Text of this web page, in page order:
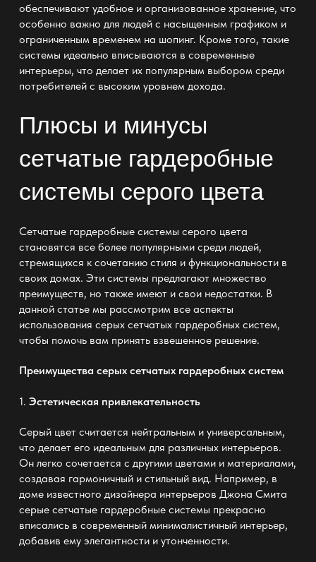
обеспечивают удобное и организованное хранение, что
особенно важно для людей с насыщенным графиком и
ограниченным временем на шопинг. Кроме того, такие
системы идеально вписываются в современные
интерьеры, что делает их популярным выбором среди
потребителей с высоким уровнем дохода.
Плюсы и минусы
сетчатые гардеробные
системы серого цвета
Сетчатые гардеробные системы серого цвета
становятся все более популярными среди людей,
стремящихся к сочетанию стиля и функциональности в
своих домах. Эти системы предлагают множество
преимуществ, но также имеют и свои недостатки. В
данной статье мы рассмотрим все аспекты
использования серых сетчатых гардеробных систем,
чтобы помочь вам принять взвешенное решение.
Преимущества серых сетчатых гардеробных систем
1. Эстетическая привлекательность
Серый цвет считается нейтральным и универсальным,
что делает его идеальным для различных интерьеров.
Он легко сочетается с другими цветами и материалами,
создавая гармоничный и стильный вид. Например, в
доме известного дизайнера интерьеров Джона Смита
серые сетчатые гардеробные системы прекрасно
вписались в современный минималистичный интерьер,
добавив ему элегантности и утонченности.